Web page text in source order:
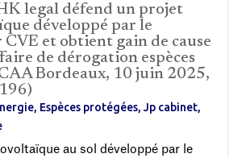
legal défend un projet
développé par le
et obtient gain de cause
de dérogation espèces
Bordeaux, 10 juin 2025,
, Espèces protégées,Jp cabinet,
au sol développé par le